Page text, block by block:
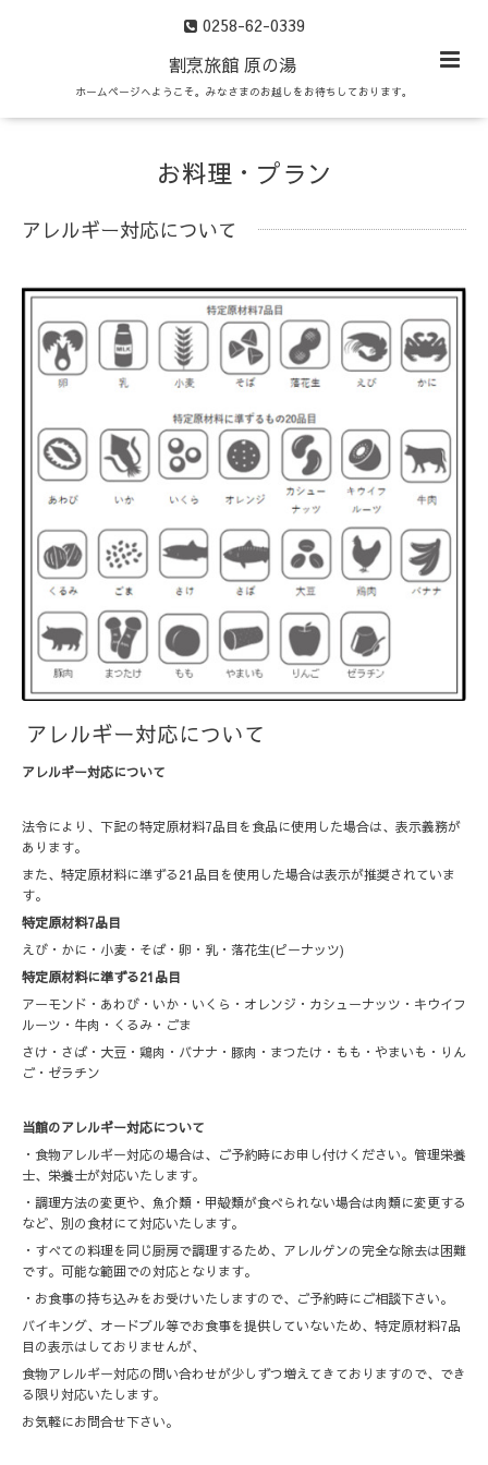
0258-62-0339
割烹旅館 原の湯
ホームページへようこそ。みなさまのお越しをお待ちしております。
お料理・プラン
アレルギー対応について
アレルギー対応について
アレルギー対応について
法令により、下記の特定原材料7品目を食品に使用した場合は、表示義務が
あります。
また、特定原材料に準ずる21品目を使用した場合は表示が推奨されていま
す。
特定原材料7品目
えび・かに・小麦・そば・卵・乳・落花生(ピーナッツ)
特定原材料に準ずる21品目
アーモンド・あわび・いか・いくら・オレンジ・カシューナッツ・キウイフ
ルーツ・牛肉・くるみ・ごま
さけ・さば・大豆・鶏肉・バナナ・豚肉・まつたけ・もも・やまいも・りん
ご・ゼラチン
当館のアレルギー対応について
・食物アレルギー対応の場合は、ご予約時にお申し付けください。管理栄養
士、栄養士が対応いたします。
・調理方法の変更や、魚介類・甲殻類が食べられない場合は肉類に変更する
など、別の食材にて対応いたします。
・すべての料理を同じ厨房で調理するため、アレルゲンの完全な除去は困難
です。可能な範囲での対応となります。
・お食事の持ち込みをお受けいたしますので、ご予約時にご相談下さい。
バイキング、オードブル等でお食事を提供していないため、特定原材料7品
目の表示はしておりませんが、
食物アレルギー対応の問い合わせが少しずつ増えてきておりますので、でき
る限り対応いたします。
お気軽にお問合せ下さい。